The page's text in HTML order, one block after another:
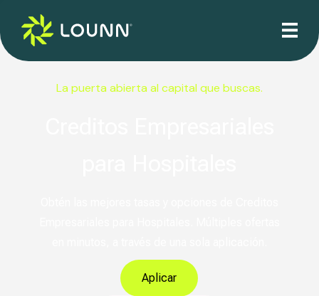
La puerta abierta al capital que buscas.
Aplicar